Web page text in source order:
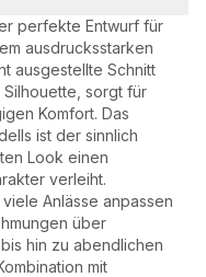
perfekte Entwurf für
ausdrucksstarken
ausgestellte Schnitt
sorgt für
Komfort. Das
ist der sinnlich
Look einen
verleiht.
Anlässe anpassen
über
hin zu abendlichen
mit